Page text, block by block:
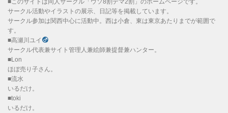
サークル活動やイラストの展示、日記等を掲載しています。
サークル参加は関西中心に活動中。西は小倉、東は東京あたりまでが範囲で
す。
■高瀬川ユイ
サークル代表兼サイト管理人兼絵師兼提督兼ハンター。
■Lon
ほぼ売り子さん。
■流水
いるだけ。
■toki
いるだけ。